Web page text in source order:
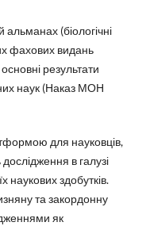
(біологічні
фахових видань
результати
наук (Наказ МОН
для науковців,
дослідження в галузі
наукових здобутків.
та закордонну
як